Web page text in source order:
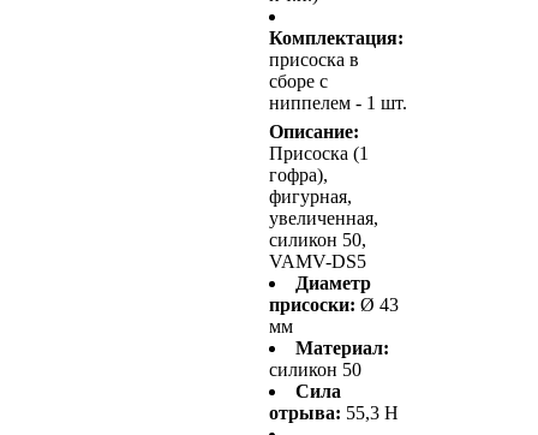
Комплектация:
присоска в
сборе с
ниппелем - 1 шт.
Описание:
Присоска (1
гофра),
фигурная,
увеличенная,
силикон 50,
VAMV-DS5
Диаметр
присоски: Ø 43
мм
Материал:
силикон 50
Сила
отрыва: 55,3 Н